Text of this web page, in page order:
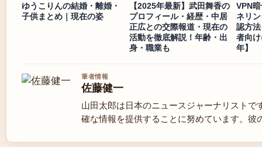
ゆうこりんの結婚・離婚・
子供まとめ｜現在の姿
【2025年最新】武田舞香の
プロフィール・経歴・中居
正広との交際報道・現在の
活動を徹底解説！年齢・出
身・職業も
VPN
ネリ
認方
者向
年】
筆者情報
佐藤健一
山田太郎は日本のニュースジャーナリスト
確な情報を提供することに努めています。彼